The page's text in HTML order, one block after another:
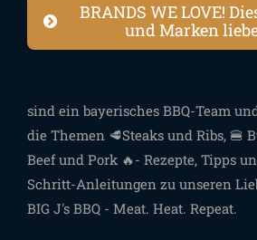
BRANDS WE LOVE!
und Marken
sind ein bayerisches BBQ-Team
die Themen 🥩Steaks und Ribs, 🍔
Beef und Pork 🔥- Rezepte, Tipps
Schritt-Anleitungen zu unseren
BIG J's BBQ - Meat. Heat. Repeat.